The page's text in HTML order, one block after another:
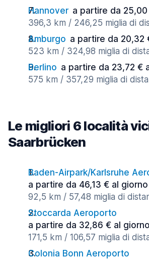
Hannover a partire da
396,3 km / 246,25 miglia di
Amburgo a partire da 20,32
523 km / 324,98 miglia di
Berlino a partire da 23,72 €
575 km / 357,29 miglia di
Le migliori 6 località
Saarbrücken
Baden-Airpark/Karlsruhe
a partire da 46,13 € al giorno
92,5 km / 57,48 miglia di
Stoccarda Aeroporto
a partire da 32,86 € al giorno
171,5 km / 106,57 miglia di
Colonia Bonn Aeroporto